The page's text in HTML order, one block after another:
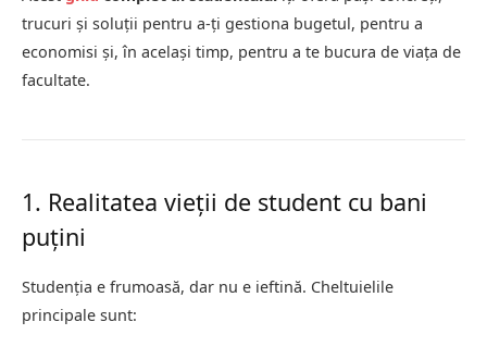
trucuri și soluții pentru a-ți gestiona bugetul, pentru a
economisi și, în același timp, pentru a te bucura de viața de
facultate.
1. Realitatea vieții de student cu bani
puțini
Studenția e frumoasă, dar nu e ieftină. Cheltuielile
principale sunt: